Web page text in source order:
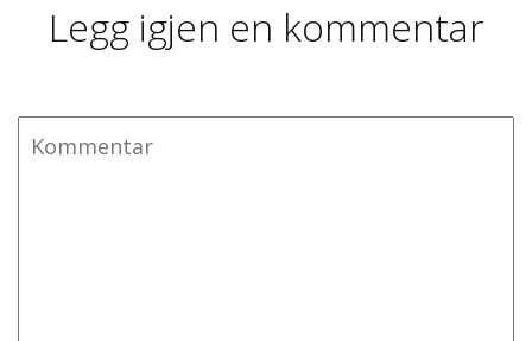
Legg igjen en kommentar